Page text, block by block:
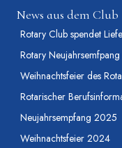
News aus dem Club
Rotary Club spendet
Rotary
Weihnachtsfeier des
Rotarischer
Neujahrsempfang 2025
Weihnachtsfeier 2024